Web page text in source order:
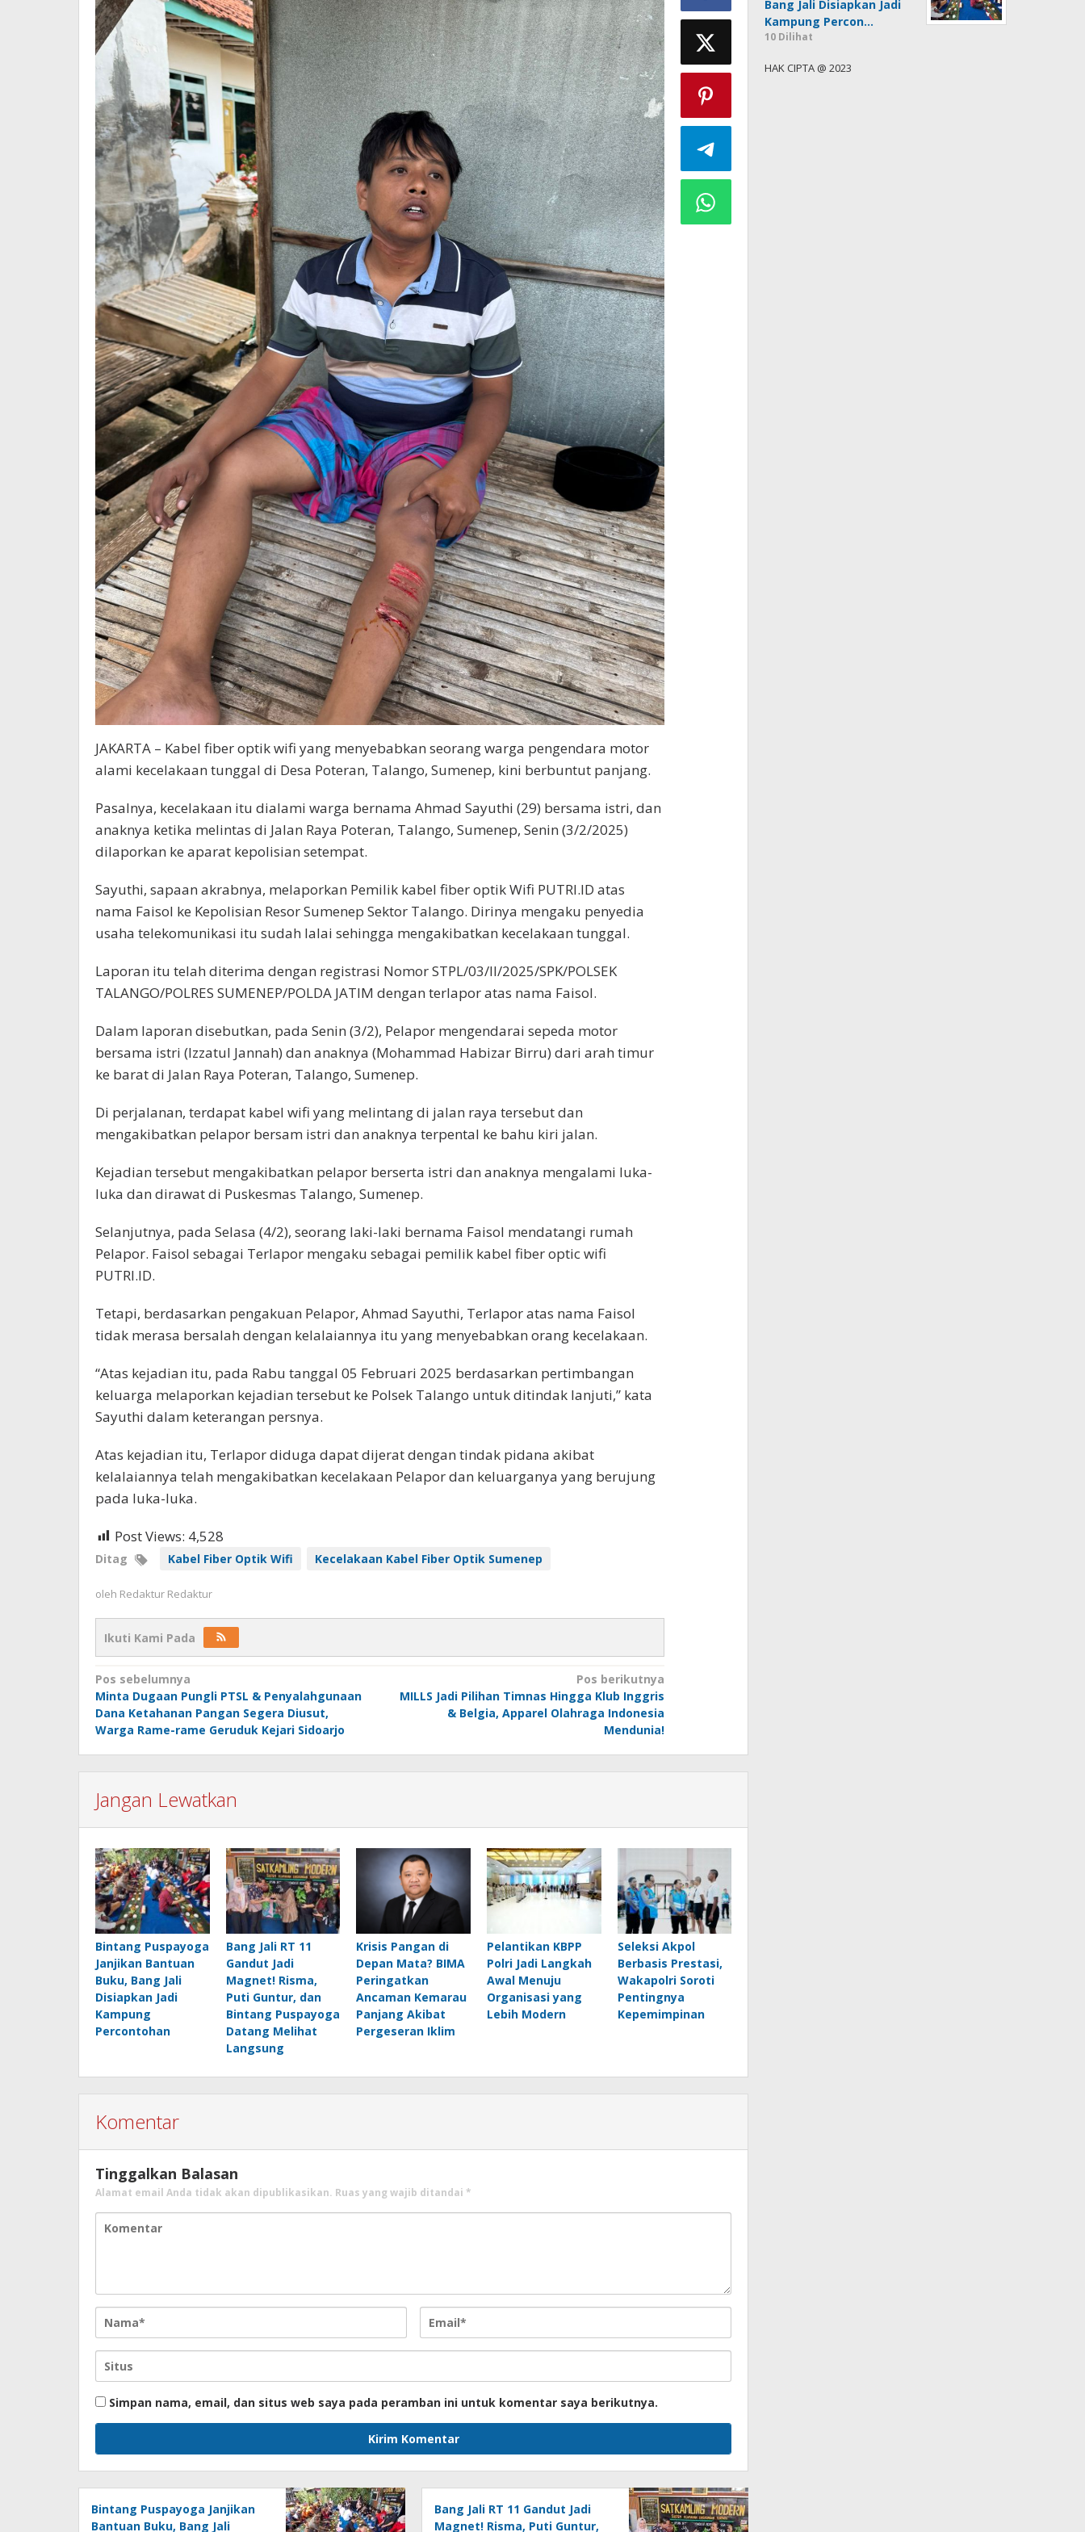
JAKARTA – Kabel fiber optik wifi yang menyebabkan seorang warga pengendara motor
alami kecelakaan tunggal di Desa Poteran, Talango, Sumenep, kini berbuntut panjang.
Pasalnya, kecelakaan itu dialami warga bernama Ahmad Sayuthi (29) bersama istri, dan
anaknya ketika melintas di Jalan Raya Poteran, Talango, Sumenep, Senin (3/2/2025)
dilaporkan ke aparat kepolisian setempat.
Sayuthi, sapaan akrabnya, melaporkan Pemilik kabel fiber optik Wifi PUTRI.ID atas
nama Faisol ke Kepolisian Resor Sumenep Sektor Talango. Dirinya mengaku penyedia
usaha telekomunikasi itu sudah lalai sehingga mengakibatkan kecelakaan tunggal.
Laporan itu telah diterima dengan registrasi Nomor STPL/03/II/2025/SPK/POLSEK
TALANGO/POLRES SUMENEP/POLDA JATIM dengan terlapor atas nama Faisol.
Dalam laporan disebutkan, pada Senin (3/2), Pelapor mengendarai sepeda motor
bersama istri (Izzatul Jannah) dan anaknya (Mohammad Habizar Birru) dari arah timur
ke barat di Jalan Raya Poteran, Talango, Sumenep.
Di perjalanan, terdapat kabel wifi yang melintang di jalan raya tersebut dan
mengakibatkan pelapor bersam istri dan anaknya terpental ke bahu kiri jalan.
Kejadian tersebut mengakibatkan pelapor berserta istri dan anaknya mengalami luka-
luka dan dirawat di Puskesmas Talango, Sumenep.
Selanjutnya, pada Selasa (4/2), seorang laki-laki bernama Faisol mendatangi rumah
Pelapor. Faisol sebagai Terlapor mengaku sebagai pemilik kabel fiber optic wifi
PUTRI.ID.
Tetapi, berdasarkan pengakuan Pelapor, Ahmad Sayuthi, Terlapor atas nama Faisol
tidak merasa bersalah dengan kelalaiannya itu yang menyebabkan orang kecelakaan.
“Atas kejadian itu, pada Rabu tanggal 05 Februari 2025 berdasarkan pertimbangan
keluarga melaporkan kejadian tersebut ke Polsek Talango untuk ditindak lanjuti,” kata
Sayuthi dalam keterangan persnya.
Atas kejadian itu, Terlapor diduga dapat dijerat dengan tindak pidana akibat
kelalaiannya telah mengakibatkan kecelakaan Pelapor dan keluarganya yang berujung
pada luka-luka.
Post Views: 4,528
Ditag Kabel Fiber Optik Wifi Kecelakaan Kabel Fiber Optik Sumenep
oleh Redaktur Redaktur
Ikuti Kami Pada
Navigasi
pos
Pos sebelumnya
Minta Dugaan Pungli PTSL & Penyalahgunaan
Dana Ketahanan Pangan Segera Diusut,
Warga Rame-rame Geruduk Kejari Sidoarjo
Pos berikutnya
MILLS Jadi Pilihan Timnas Hingga Klub Inggris
& Belgia, Apparel Olahraga Indonesia
Mendunia!
Jangan Lewatkan
Bintang Puspayoga
Janjikan Bantuan
Buku, Bang Jali
Disiapkan Jadi
Kampung
Percontohan
Bang Jali RT 11
Gandut Jadi
Magnet! Risma,
Puti Guntur, dan
Bintang Puspayoga
Datang Melihat
Langsung
Krisis Pangan di
Depan Mata? BIMA
Peringatkan
Ancaman Kemarau
Panjang Akibat
Pergeseran Iklim
Pelantikan KBPP
Polri Jadi Langkah
Awal Menuju
Organisasi yang
Lebih Modern
Seleksi Akpol
Berbasis Prestasi,
Wakapolri Soroti
Pentingnya
Kepemimpinan
Komentar
Tinggalkan Balasan
Alamat email Anda tidak akan dipublikasikan. Ruas yang wajib ditandai *
Simpan nama, email, dan situs web saya pada peramban ini untuk komentar saya berikutnya.
Bintang Puspayoga Janjikan
Bantuan Buku, Bang Jali
Bang Jali RT 11 Gandut Jadi
Magnet! Risma, Puti Guntur,
Bang Jali Disiapkan Jadi
Kampung Percon…
10 Dilihat
HAK CIPTA @ 2023